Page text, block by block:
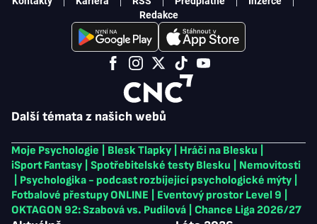
Další témata z našich webů
Moje Psychologie Blesk Tlapky Hráči na Blesku
iSport Fantasy
Spotřebitelské testy Blesku
Nemovitosti
Psychologika - podcast rozbíjející psychologické mýty
Fotbalové přestupy ONLINE
Eventový prostor Level 9
OKTAGON 92: Szabová vs. Pudilová
Chance Liga 2026/27
Redakce